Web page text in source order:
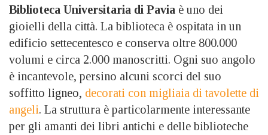
Biblioteca Universitaria di Pavia è uno dei
gioielli della città. La biblioteca è ospitata in un
edificio settecentesco e conserva oltre 800.000
volumi e circa 2.000 manoscritti. Ogni suo angolo
è incantevole, persino alcuni scorci del suo
soffitto ligneo, decorati con migliaia di tavolette di
angeli. La struttura è particolarmente interessante
per gli amanti dei libri antichi e delle biblioteche